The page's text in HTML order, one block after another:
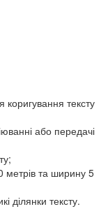
коригування тексту
або передачі
метрів та ширину 5
ділянки тексту.